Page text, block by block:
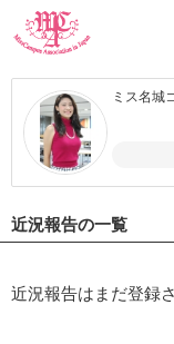
ミス名城
近況報告の一覧
近況報告はまだ登録